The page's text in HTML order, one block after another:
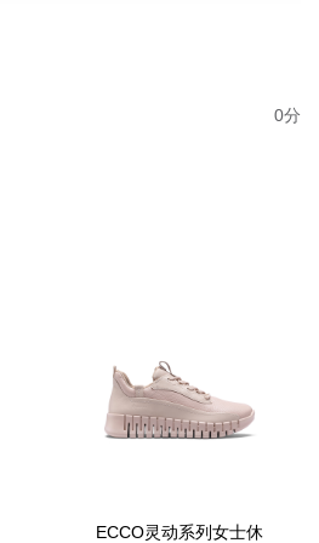
0分
ECCO灵动系列女士休